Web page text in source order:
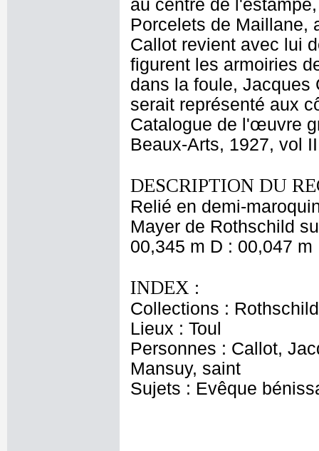
au centre de
Porcelets de Maillane,
Callot revient avec lui
figurent les armoiries
dans la foule, Jacques
serait représenté aux
Catalogue de l'œuvre
Beaux-Arts, 1927, vol
DESCRIPTION DU
Relié en demi-
Mayer de Rothschild
00,345 m D : 00,047
INDEX :
Collections :
Lieux : Toul
Personnes : Callot,
Mansuy, saint
Sujets : Evêque